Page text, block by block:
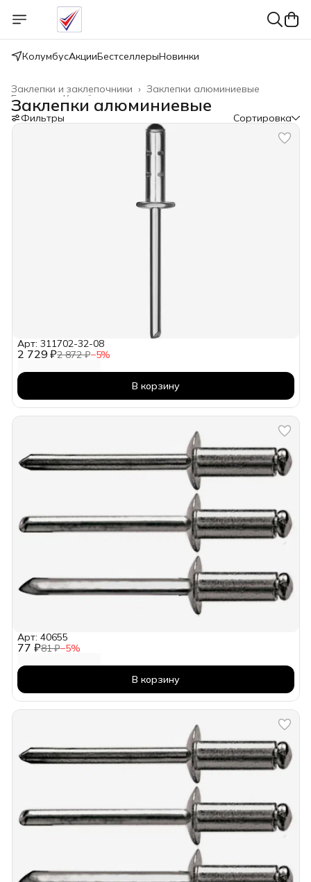
КолумбусАкцииБестселлерыНовинки
Заклепки алюминиевые
Заклепки и заклепочники ›
Крепёжные изделия
Главная
Заклепки алюминиевые
Фильтры Сортировка
2 729 ₽2 872 ₽−5%
Арт: 311702-32-08
В корзину
77 ₽81 ₽−5%
Арт: 40655
В корзину